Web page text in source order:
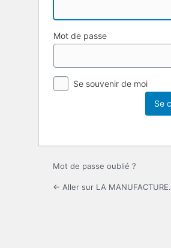
Mot de passe
Se souvenir de moi
Mot de passe oublié ?
← Aller sur LA MANUFACTURE.